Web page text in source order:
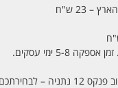
– 23 ש"ח